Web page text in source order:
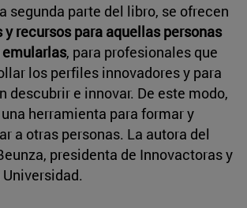
segunda parte del libro, se ofrecen
y recursos para aquellas personas
, para profesionales que
los perfiles innovadores y para
descubrir e innovar. De este modo,
herramienta para formar y
a otras personas. La autora del
presidenta de Innovactoras y